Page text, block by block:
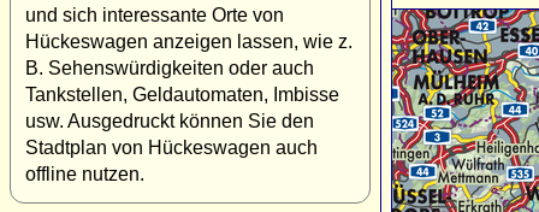
und sich interessante Orte von
Hückeswagen anzeigen lassen, wie z.
B. Sehenswürdigkeiten oder auch
Tankstellen, Geldautomaten, Imbisse
usw. Ausgedruckt können Sie den
Stadtplan von Hückeswagen auch
offline nutzen.